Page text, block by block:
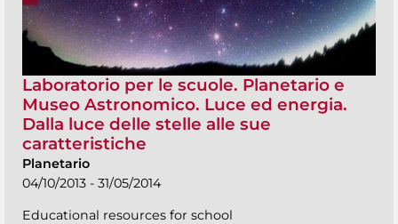
Laboratorio per le scuole. Planetario e
Museo Astronomico. Luce ed energia.
Dalla luce delle stelle alle sue
caratteristiche
Planetario
04/10/2013 - 31/05/2014
Educational resources for school